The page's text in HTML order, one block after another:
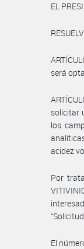
EL
será
solicitar
los
acidez
Por
El